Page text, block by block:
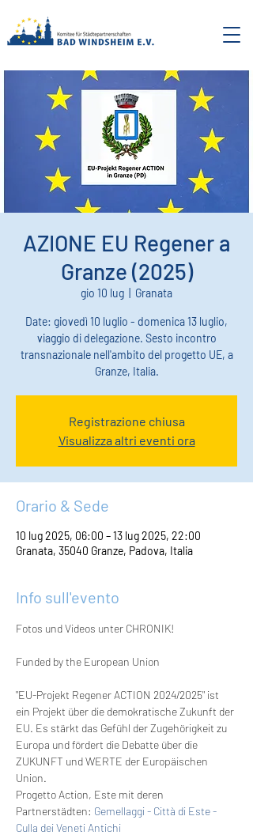
AZIONE EU Regener a
Granze (2025)
gio 10 lug Granata
Date: giovedì 10 luglio - domenica 13 luglio,
viaggio di delegazione. Sesto incontro
transnazionale nell'ambito del progetto UE, a
Granze, Italia.
Registrazione chiusa
Visualizza altri eventi ora
Orario & Sede
10 lug 2025, 06:00 – 13 lug 2025, 22:00
Granata, 35040 Granze, Padova, Italia
Info sull'evento
Fotos und Videos unter CHRONIK!
Funded by the European Union
"EU-Projekt Regener ACTION 2024/2025" ist
ein Projekt über die demokratische Zukunft der
EU. Es stärkt das Gefühl der Zugehörigkeit zu
Europa und fördert die Debatte über die
ZUKUNFT und WERTE der Europäischen
Union.
Progetto Action, Este mit deren
Partnerstädten: Gemellaggi - Città di Este -
Culla dei Veneti Antichi